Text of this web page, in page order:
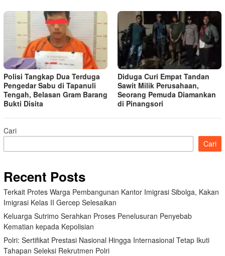
Polisi Tangkap Dua Terduga
Pengedar Sabu di Tapanuli
Tengah, Belasan Gram Barang
Bukti Disita
Diduga Curi Empat Tandan
Sawit Milik Perusahaan,
Seorang Pemuda Diamankan
di Pinangsori
Cari
Cari
Recent Posts
Terkait Protes Warga Pembangunan Kantor Imigrasi Sibolga, Kakan
Imigrasi Kelas II Gercep Selesaikan
Keluarga Sutrimo Serahkan Proses Penelusuran Penyebab
Kematian kepada Kepolisian
Polri: Sertifikat Prestasi Nasional Hingga Internasional Tetap Ikuti
Tahapan Seleksi Rekrutmen Polri